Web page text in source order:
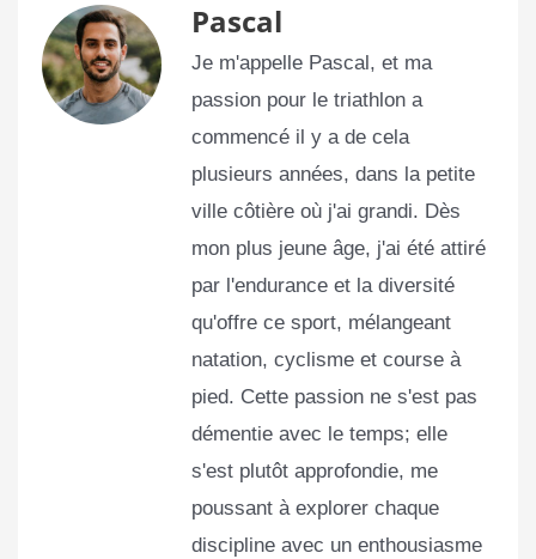
Pascal
Je m'appelle Pascal, et ma
passion pour le triathlon a
commencé il y a de cela
plusieurs années, dans la petite
ville côtière où j'ai grandi. Dès
mon plus jeune âge, j'ai été attiré
par l'endurance et la diversité
qu'offre ce sport, mélangeant
natation, cyclisme et course à
pied. Cette passion ne s'est pas
démentie avec le temps; elle
s'est plutôt approfondie, me
poussant à explorer chaque
discipline avec un enthousiasme